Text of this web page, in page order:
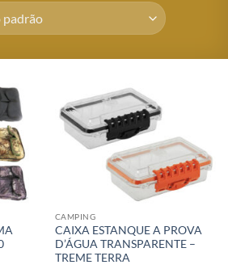
CAMPING
CAIXA ESTANQUE A PROVA
D’ÁGUA TRANSPARENTE –
TREME TERRA